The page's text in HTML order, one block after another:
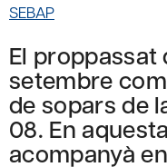
SEBAP
El proppassat
setembre
de sopars de
08. En
acompanyà